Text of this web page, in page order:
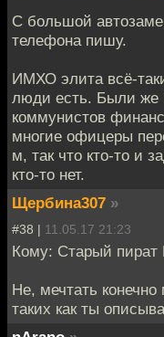
С большой
телефона пишу.
ИМХО элита всё-
люди есть. Были же
коммунистов
многие офицеры
м, так что кто-то и
кто-то нет.
Щербина307 »
#38 | 11.05.17 21:23
Кому: Старый
Не, мечтать
таких как ты